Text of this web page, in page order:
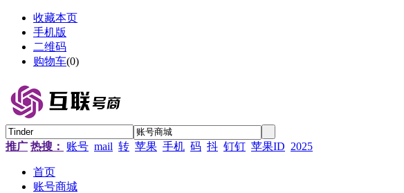
收藏本页
手机版
二维码
购物车(0)
推广 热搜： 账号 mail 转 苹果 手机 码 抖 钉钉 苹果ID 2025
首页
账号商城